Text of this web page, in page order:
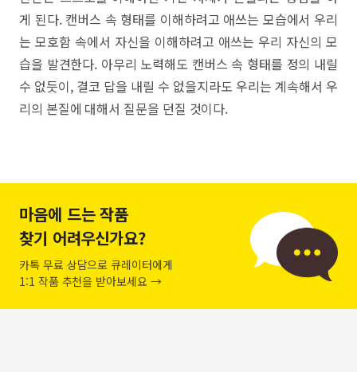
게 된다. 캔버스 속 형태를 이해하려고 애쓰는 모습에서 우리
는 모호함 속에서 자신을 이해하려고 애쓰는 우리 자신의 모
습을 발견한다. 아무리 노력해도 캔버스 속 형태를 정의 내릴
수 없듯이, 결코 답을 내릴 수 없을지라도 우리는 계속해서 우
리의 본질에 대해서 질문을 던질 것이다.
마음에 드는 작품
찾기 어려우신가요?
카톡 무료 상담으로 큐레이터에게
1:1 작품 추천을 받아보세요 →